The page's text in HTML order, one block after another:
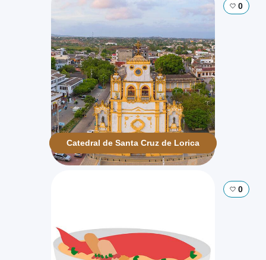
0
Catedral de Santa Cruz de Lorica
0